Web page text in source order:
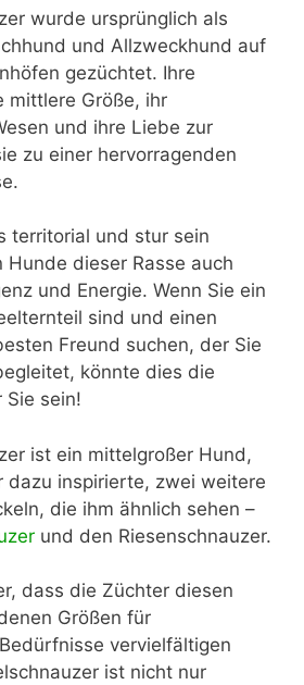
wurde ursprünglich als
und Allzweckhund auf
gezüchtet. Ihre
mittlere Größe, ihr
und ihre Liebe zur
zu einer hervorragenden
territorial und stur sein
Hunde dieser Rasse auch
und Energie. Wenn Sie ein
sind und einen
Freund suchen, der Sie
könnte dies die
Sie sein!
ist ein mittelgroßer Hund,
dazu inspirierte, zwei weitere
die ihm ähnlich sehen –
und den Riesenschnauzer.
dass die Züchter diesen
Größen für
vervielfältigen
ist nicht nur